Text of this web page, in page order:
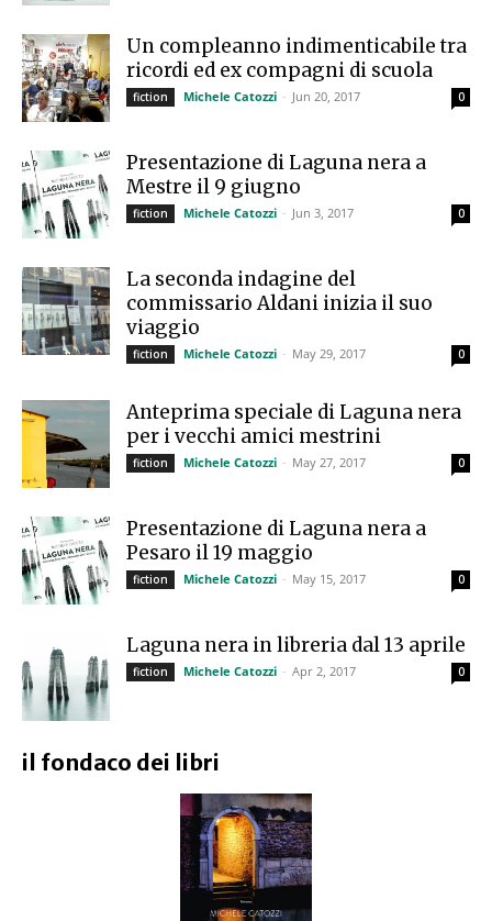
Un compleanno indimenticabile tra
ricordi ed ex compagni di scuola
fiction Michele Catozzi - Jun 20, 2017 0
Presentazione di Laguna nera a
Mestre il 9 giugno
fiction Michele Catozzi - Jun 3, 2017 0
La seconda indagine del
commissario Aldani inizia il suo
viaggio
fiction Michele Catozzi - May 29, 2017 0
Anteprima speciale di Laguna nera
per i vecchi amici mestrini
fiction Michele Catozzi - May 27, 2017 0
Presentazione di Laguna nera a
Pesaro il 19 maggio
fiction Michele Catozzi - May 15, 2017 0
Laguna nera in libreria dal 13 aprile
fiction Michele Catozzi - Apr 2, 2017 0
il fondaco dei libri